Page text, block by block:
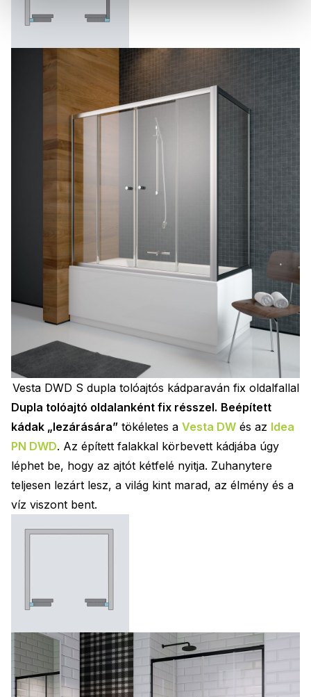
Vesta DWD S dupla tolóajtós kádparaván fix oldalfallal
Dupla tolóajtó oldalanként fix résszel. Beépített
kádak „lezárására” tökéletes a Vesta DW és az Idea
PN DWD. Az épített falakkal körbevett kádjába úgy
léphet be, hogy az ajtót kétfelé nyitja. Zuhanytere
teljesen lezárt lesz, a világ kint marad, az élmény és a
víz viszont bent.